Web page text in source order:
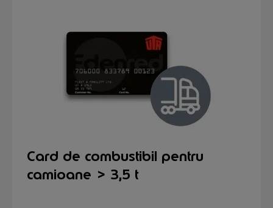
Card de combustibil pentru
camioane > 3,5 t